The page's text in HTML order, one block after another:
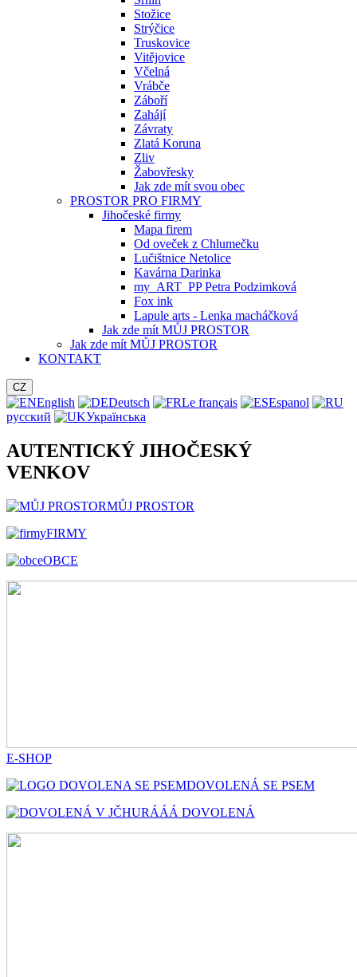
Stožice
Strýčice
Truskovice
Vitějovice
Včelná
Vrábče
Záboří
Zahájí
Závraty
Zlatá Koruna
Zliv
Žabovřesky
Jak zde mít svou obec
PROSTOR PRO FIRMY
Jihočeské firmy
Mapa firem
Od oveček z Chlumečku
Lučištnice Netolice
Kavárna Darinka
my_ART_PP Petra Podzimková
Fox ink
Lapule arts - Lenka macháčková
Jak zde mít MŮJ PROSTOR
Jak zde mít MŮJ PROSTOR
KONTAKT
CZ
English Deutsch Le français
Espanol
русский
Українська
AUTENTICKÝ JIHOČESKÝ
VENKOV
MŮJ PROSTOR
FIRMY
OBCE
E-SHOP
DOVOLENÁ SE PSEM
HURÁÁÁ DOVOLENÁ